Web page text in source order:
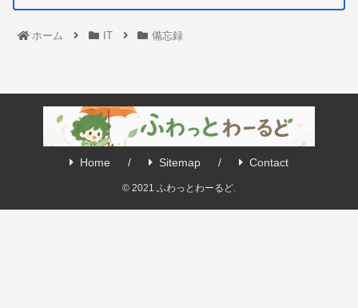
ホーム IT 備忘録
Home Sitemap Contact
© 2021 ふわっとわーるど.